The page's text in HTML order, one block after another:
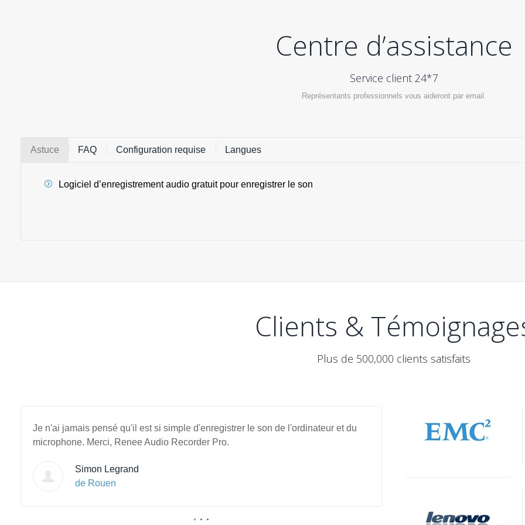
Centre d’assistance
Service client 24*7
Représentants professionnels vous aideront par email.
Astuce FAQ Configuration requise Langues
Logiciel d’enregistrement audio gratuit pour enregistrer le son
Clients &
Plus de 500,000 clients satisfaits
Je n'ai jamais pensé qu'il est si simple d'enregistrer le son de l'ordinateur et du
microphone. Merci, Renee Audio Recorder Pro.
Simon Legrand
de Rouen
Bravo ! Renee Audio Recorder
n'est détecté. Pas besoin de